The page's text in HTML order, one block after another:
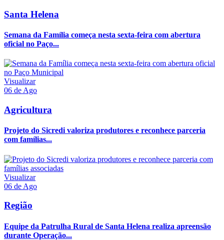
Santa Helena
Semana da Família começa nesta sexta-feira com abertura
oficial no Paço...
Visualizar
06 de Ago
Agricultura
Projeto do Sicredi valoriza produtores e reconhece parceria
com famílias...
Visualizar
06 de Ago
Região
Equipe da Patrulha Rural de Santa Helena realiza apreensão
durante Operação...